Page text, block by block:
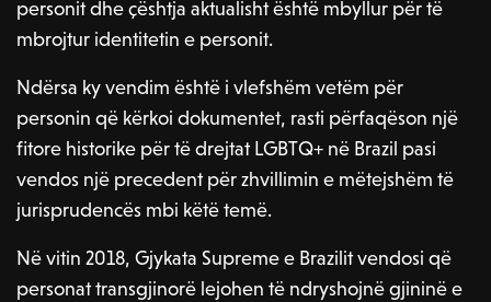
personit dhe çështja aktualisht është mbyllur për të
mbrojtur identitetin e personit.
Ndërsa ky vendim është i vlefshëm vetëm për
personin që kërkoi dokumentet, rasti përfaqëson një
fitore historike për të drejtat LGBTQ+ në Brazil pasi
vendos një precedent për zhvillimin e mëtejshëm të
jurisprudencës mbi këtë temë.
Në vitin 2018, Gjykata Supreme e Brazilit vendosi që
personat transgjinorë lejohen të ndryshojnë gjininë e